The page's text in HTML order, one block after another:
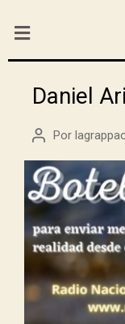
Daniel
Por